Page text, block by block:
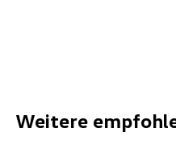
Weitere